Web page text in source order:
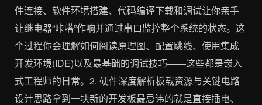
件连接、软件环境搭建、代码编译下载和调试让你亲手
让继电器“咔嗒”作响并通过串口监控整个系统的状态。这
个过程你会理解如何阅读原理图、配置跳线、使用集成
开发环境(IDE)以及最基础的调试技巧——这些都是嵌入
式工程师的日常。2. 硬件深度解析板载资源与关键电路
设计思路拿到一块新的开发板最忌讳的就是直接插电、